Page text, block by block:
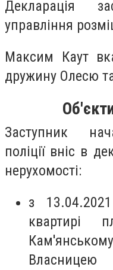
Декларація
управління
Максим Каут
дружину Олесю
Заступник
поліції вніс в
нерухомості:
з